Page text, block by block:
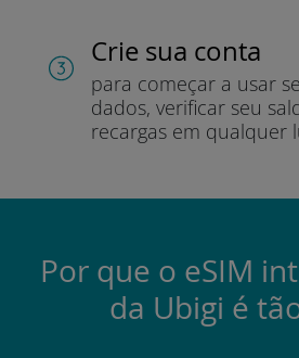
Crie sua conta
para começar a usar
dados, verificar seu
recargas em qualquer
Por que o eSIM
da Ubigi é